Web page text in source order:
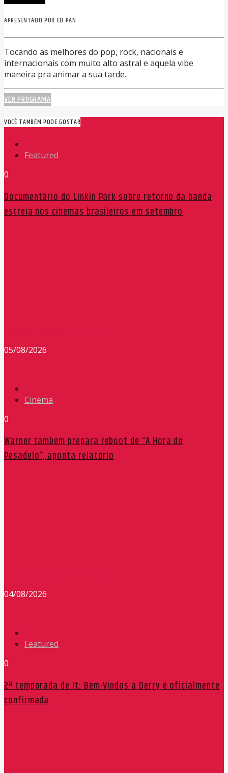
APRESENTADO POR ED PAN
Tocando as melhores do pop, rock, nacionais e
internacionais com muito alto astral e aquela vibe
maneira pra animar a sua tarde.
VER PROGRAMA
VOCÊ TAMBÉM PODE GOSTAR
Featured
0
Documentário do Linkin Park sobre retorno da banda
estreia nos cinemas brasileiros em setembro
05/08/2026
Cinema
0
Warner também prepara reboot de “A Hora do
Pesadelo”, aponta relatório
04/08/2026
Featured
0
2ª temporada de It: Bem-Vindos a Derry é oficialmente
confirmada